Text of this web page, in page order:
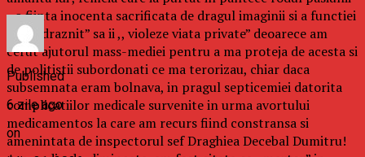
–o fiinta inocenta sacrificata de dragul imaginii si a functiei
, a ,,indraznit” sa ii ,, violeze viata private” deoarece am
cerut ajutorul mass-mediei pentru a ma proteja de acesta si
de politistii subordonati ce ma terorizau, chiar daca
subsemnata eram bolnava, in pragul septicemiei datorita
complicatiilor medicale survenite in urma avortului
medicamentos la care am recurs fiind constransa si
amenintata de inspectorul sef Draghiea Decebal Dumitru!
Published
6 zile ago
on